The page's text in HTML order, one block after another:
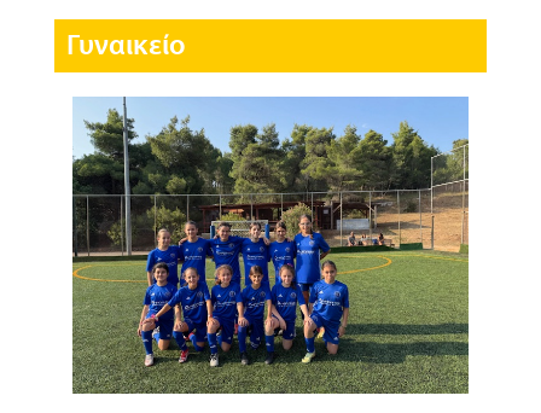
Γυναικείο